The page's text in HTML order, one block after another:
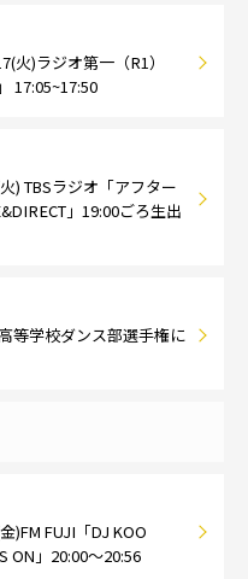
火)ラジオ第一（R1）
17:05~17:50
) TBSラジオ「アフター
」19:00ごろ生出
等学校ダンス部選手権に
)FM FUJI「DJ KOO
ON」20:00～20:56